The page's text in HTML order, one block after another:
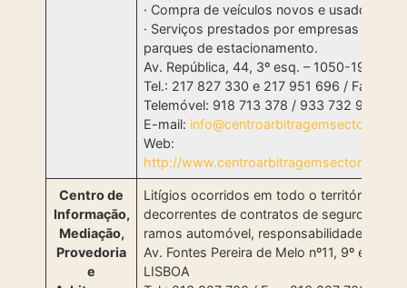
· Compra de veículos novos e usados;
· Serviços prestados por empresas
parques de estacionamento.
Av. República, 44, 3º esq. – 1050-194
Tel.: 217 827 330 e 217 951 696 / Fax:
Telemóvel: 918 713 378 / 933 732 918 /
E-mail:
Web:
http://
Centro de
Informação,
Mediação,
Provedoria
e
Litígios ocorridos em todo o território
decorrentes de contratos de seguros dos
ramos automóvel, responsabilidade civil e
Av. Fontes Pereira de Melo nº11, 9º esq. –
LISBOA